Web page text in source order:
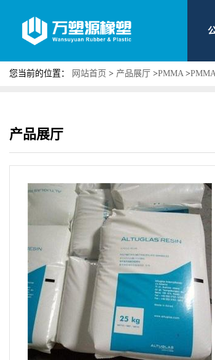
您当前的位置： 网站首页 > 产品展厅 >PMMA>
产品展厅